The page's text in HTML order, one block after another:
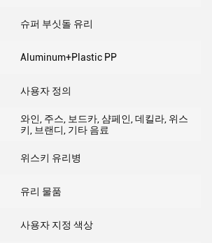
슈퍼 부싯돌 유리
Aluminum+Plastic PP
사용자 정의
와인, 주스, 보드카, 샴페인, 데킬라, 위스
키, 브랜디, 기타 음료
위스키 유리병
유리 물품
사용자 지정 색상